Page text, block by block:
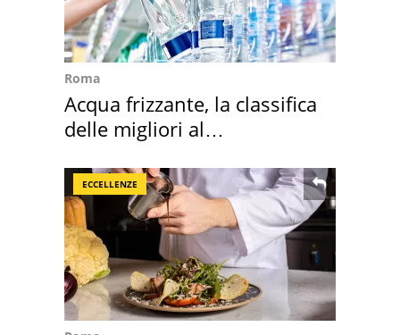
Roma
Acqua frizzante, la classifica
delle migliori al
ECCELLENZE